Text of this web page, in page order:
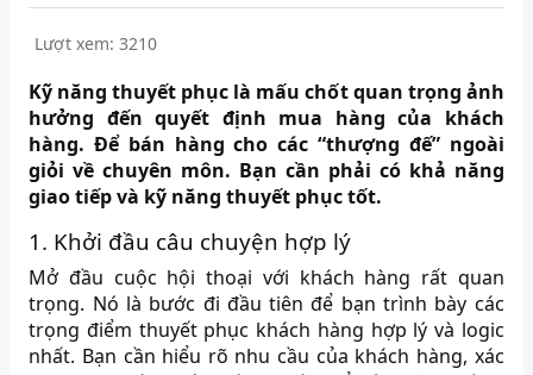
Lượt xem: 3210
Kỹ năng thuyết phục là mấu chốt quan trọng ảnh
hưởng đến quyết định mua hàng của khách
hàng. Để bán hàng cho các “thượng đế” ngoài
giỏi về chuyên môn. Bạn cần phải có khả năng
giao tiếp và kỹ năng thuyết phục tốt.
1. Khởi đầu câu chuyện hợp lý
Mở đầu cuộc hội thoại với khách hàng rất quan
trọng. Nó là bước đi đầu tiên để bạn trình bày các
trọng điểm thuyết phục khách hàng hợp lý và logic
nhất. Bạn cần hiểu rõ nhu cầu của khách hàng, xác